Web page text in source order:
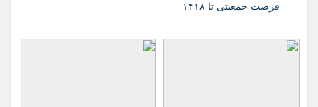
فرصت جمعیتی تا ۱۴۱۸